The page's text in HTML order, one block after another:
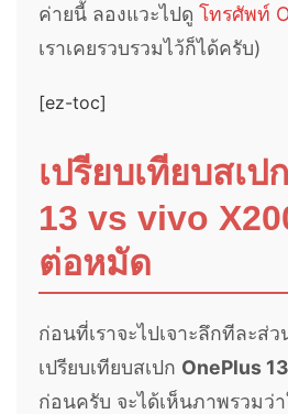
ค่ายนี้ ลองแวะไปดู โทรศัพท์
เราเคยรวบรวมไว้ก็ได้ครับ)
[ez-toc]
เปรียบเทียบสเป
13 vs vivo
ต่อหมัด
ก่อนที่เราจะไปเจาะลึกทีละส่ว
เปรียบเทียบสเปก OnePlus
ก่อนครับ จะได้เห็นภาพรวมว่า